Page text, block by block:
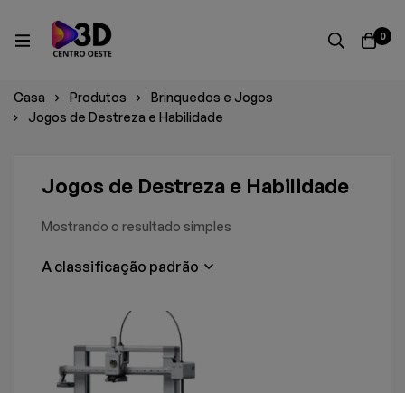
0
Casa Produtos
Brinquedos e Jogos
Jogos de Destreza e Habilidade
Jogos de Destreza e Habilidade
Mostrando o resultado simples
A classificação padrão